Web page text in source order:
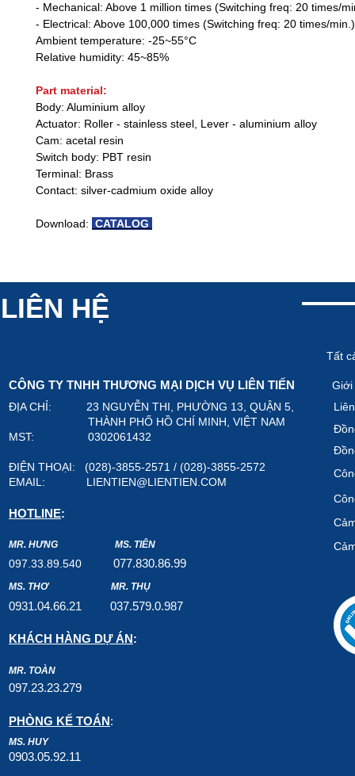
- Mechanical: Above 1 million times (Switching freq: 20 times/
- Electrical: Above 100,000 times (Switching freq: 20 times/min.)
Ambient temperature: -25~55°C
Relative humidity: 45~85%
Part material:
Body: Aluminium alloy
Actuator: Roller - stainless steel, Lever - aluminium alloy
Cam: acetal resin
Switch body: PBT resin
Terminal: Brass
Contact: silver-cadmium oxide alloy
Download: CATALOG
LIÊN HỆ
CÔNG TY TNHH THƯƠNG MẠI DỊCH VỤ LIÊN TIẾN
ĐỊA CHỈ: 23 NGUYỄN THI, PHƯỜNG 13, QUẬN 5,
THÀNH PHỐ HỒ CHÍ MINH, VIỆT NAM
MST: 0302061432
ĐIỆN THOẠI: (028)-3855-2571 / (028)-3855-2572
EMAIL: LIENTIEN@LIENTIEN.COM
HOTLINE:
MR. HƯNG MS. TIÊN
097.33.89.540 077.830.86.99
MS. THƠ MR. THỤ
0931.04.66.21 037.579.0.987
KHÁCH HÀNG DỰ ÁN:
MR. TOÀN
097.23.23.279
PHÒNG KẾ TOÁN:
MS. HUY
0903.05.92.11
Tất
Giới